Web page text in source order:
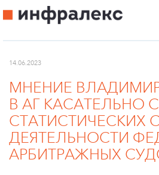
14.06.2023
МНЕНИЕ
В АГ КАСАТЕЛЬНО
СТАТИСТИЧЕСКИХ
ДЕЯТЕЛЬНОСТИ
АРБИТРАЖНЫХ